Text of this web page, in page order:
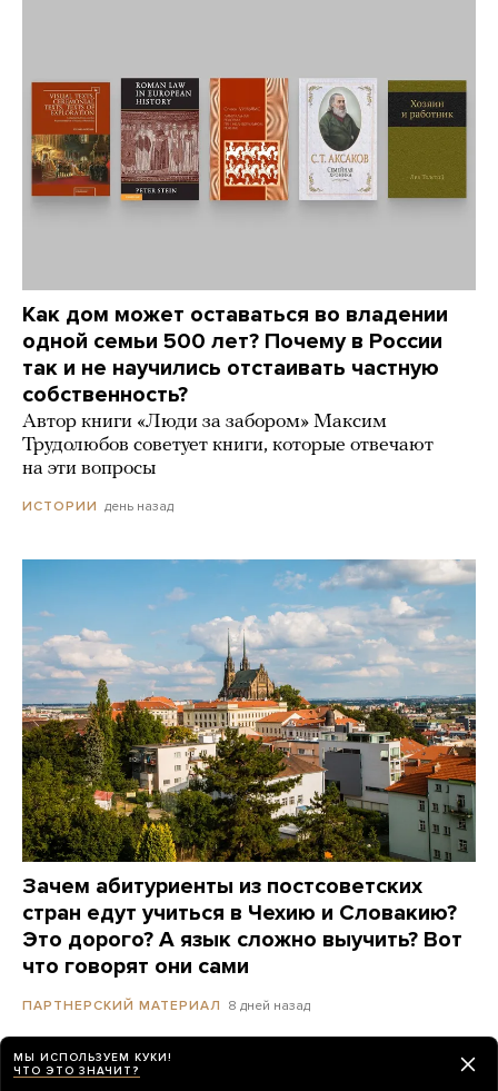
Как дом может оставаться во владении
одной семьи 500 лет? Почему в России
так и не научились отстаивать частную
собственность?
Автор книги «Люди за забором» Максим
Трудолюбов советует книги, которые отвечают
на эти вопросы
ИСТОРИИ день назад
Зачем абитуриенты из постсоветских
стран едут учиться в Чехию и Словакию?
Это дорого? А язык сложно выучить? Вот
что говорят они сами
ПАРТНЕРСКИЙ МАТЕРИАЛ 8 дней назад
МЫ ИСПОЛЬЗУЕМ КУКИ!
ЧТО ЭТО ЗНАЧИТ?